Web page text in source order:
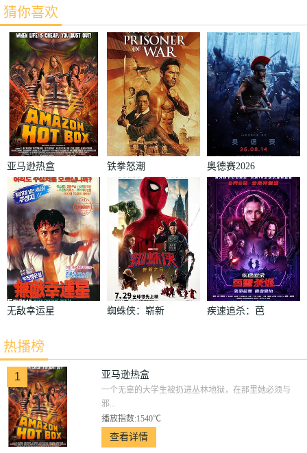
猜你喜欢
亚马逊热盒 铁拳怒潮 奥德赛2026
无敌幸运星
蜘蛛侠：崭新
疾速追杀：芭
热播榜
1 亚马逊热盒
一个无辜的大学生被扔进丛林地狱，在那里她必须与
邪...
播放指数:1540℃
查看详情